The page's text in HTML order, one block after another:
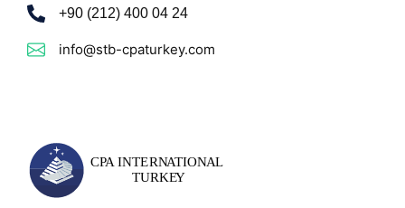
+90 (212) 400 04 24
info@stb-cpaturkey.com